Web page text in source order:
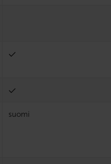
suomi